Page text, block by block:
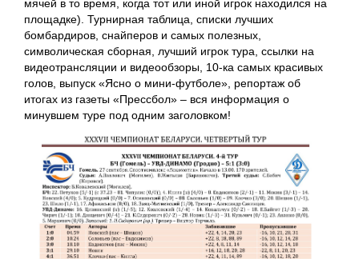
мячей в то время, когда тот или иной игрок находился на
площадке). Турнирная таблица, списки лучших
бомбардиров, снайперов и самых полезных,
символическая сборная, лучший игрок тура, ссылки на
видеотрансляции и видеообзоры, 10-ка самых красивых
голов, выпуск «Ясно о мини-футболе», репортаж об
итогах из газеты «Прессбол» – вся информация о
минувшем туре под одним заголовком!